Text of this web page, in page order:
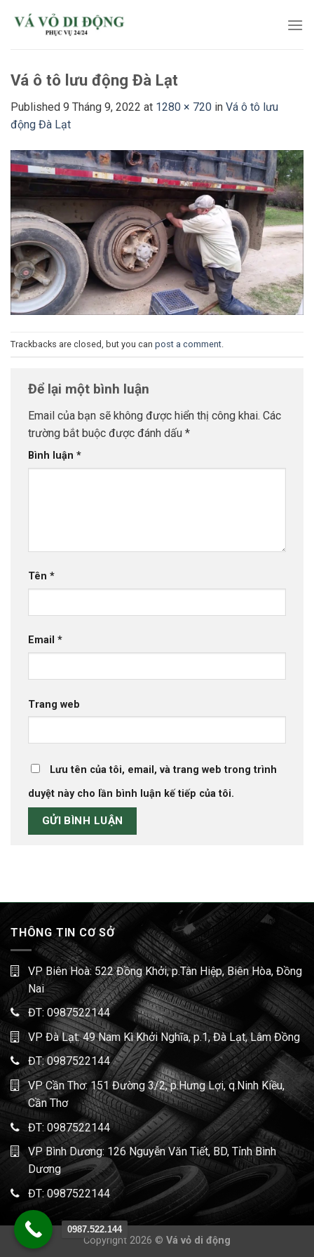
Vá ô tô lưu động Đà Lạt
Published 9 Tháng 9, 2022 at 1280 × 720 in Vá ô tô lưu
động Đà Lạt
Trackbacks are closed, but you can post a comment
Để lại một bình luận
Email của bạn sẽ không được hiển thị công khai. Các
trường bắt buộc được đánh dấu *
Bình luận *
Tên *
Email *
Trang web
Lưu tên của tôi, email, và trang web trong trình
duyệt này cho lần bình luận kế tiếp của tôi.
THÔNG TIN CƠ SỞ
VP Biên Hoà: 522 Đồng Khởi, p.Tân Hiệp, Biên Hòa, Đồng
Nai
ĐT: 0987522144
VP Đà Lạt: 49 Nam Kì Khởi Nghĩa, p.1, Đà Lạt, Lâm Đồng
ĐT:0987522144
VP Cần Thơ: 151 Đường 3/2, p.Hưng Lợi, q.Ninh Kiều,
Cần Thơ
ĐT: 0987522144
VP Bình Dương: 126 Nguyễn Văn Tiết, BD, Tỉnh Bình
Dương
ĐT: 0987522144
Copyright 2026 © Vá vỏ di động
0987.522.144